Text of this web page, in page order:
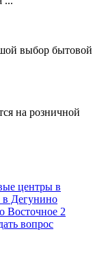
выбор бытовой
на розничной
центры в
в Дегунино
Восточное 2
вопрос